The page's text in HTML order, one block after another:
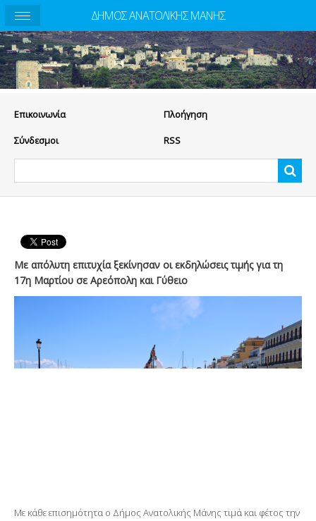
Eπικοινωνία Πλοήγηση
Σύνδεσμοι RSS
Με απόλυτη επιτυχία ξεκίνησαν οι εκδηλώσεις τιμής για τη
17η Μαρτίου σε Αρεόπολη και Γύθειο
Με κάθε επισημότητα ο Δήμος Ανατολικής Μάνης τιμά και φέτος την
ΔΗΜΟΣ ΑΝΑΤΟΛΙΚΗΣ ΜΑΝΗΣ